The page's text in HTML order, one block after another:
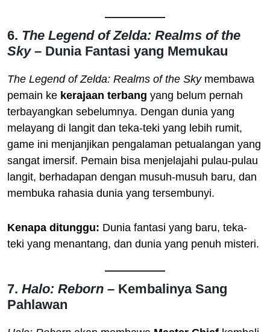
6. The Legend of Zelda: Realms of the
Sky– Dunia Fantasi yang Memukau
The Legend of Zelda: Realms of the Skymembawa
pemain ke kerajaan terbang yang belum pernah
terbayangkan sebelumnya. Dengan dunia yang
melayang di langit dan teka-teki yang lebih rumit,
game ini menjanjikan pengalaman petualangan yang
sangat imersif. Pemain bisa menjelajahi pulau-pulau
langit, berhadapan dengan musuh-musuh baru, dan
membuka rahasia dunia yang tersembunyi.
Kenapa ditunggu: Dunia fantasi yang baru, teka-
teki yang menantang, dan dunia yang penuh misteri.
7. Halo: Reborn – Kembalinya Sang
Pahlawan